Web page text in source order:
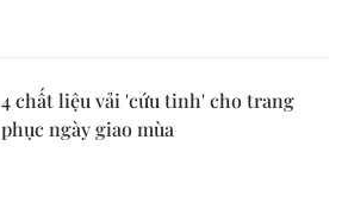
4 chất liệu vải 'cứu tinh' cho trang
phục ngày giao mùa